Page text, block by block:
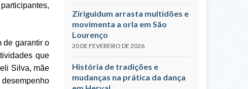
de garantir o
que
Silva, mãe
Ziriguidum arrasta multidões e
movimenta a orla em São
Lourenço
20 DE FEVEREIRO DE 2026
História de tradições e
mudanças na prática da dança